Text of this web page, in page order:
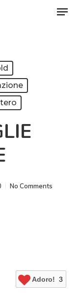
Menu
No Comments
Adoro! 3